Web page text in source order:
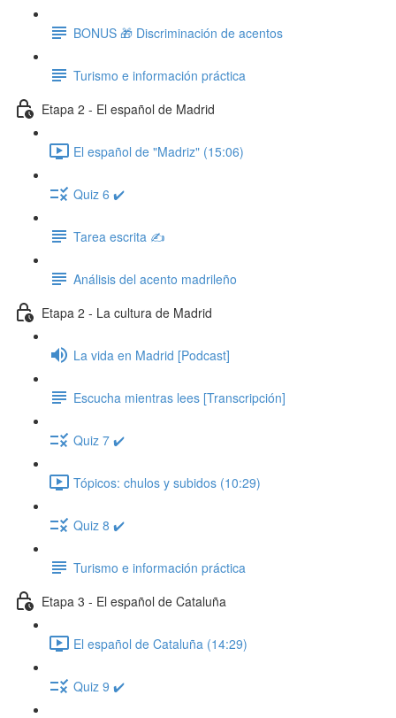
BONUS 🎁 Discriminación de acentos
Turismo e información práctica
Etapa 2 - El español de Madrid
El español de "Madriz" (15:06)
Quiz 6 ✔️
Tarea escrita ✍️
Análisis del acento madrileño
Etapa 2 - La cultura de Madrid
La vida en Madrid [Podcast]
Escucha mientras lees [Transcripción]
Quiz 7 ✔️
Tópicos: chulos y subidos (10:29)
Quiz 8 ✔️
Turismo e información práctica
Etapa 3 - El español de Cataluña
El español de Cataluña (14:29)
Quiz 9 ✔️